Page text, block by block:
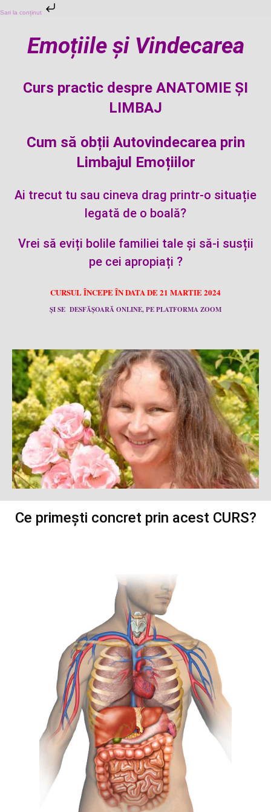
Sari la conținut
Emoțiile și Vindecarea
Curs practic despre ANATOMIE ȘI
LIMBAJ
Cum să obții Autovindecarea prin
Limbajul Emoțiilor
Ai trecut tu sau cineva drag printr-o situație
legată de o boală?
Vrei să eviți bolile familiei tale și să-i susții
pe cei apropiați ?
CURSUL ÎNCEPE ÎN DATA DE21 MARTIE 2024
ȘI SE DESFĂȘOARĂONLINE, PE PLATFORMA ZOOM
Ce primești concret prin acest CURS?